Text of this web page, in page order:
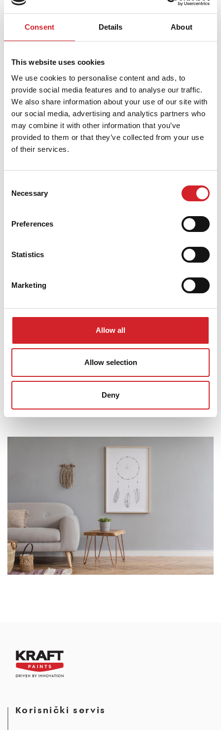
Consent Details About
This website uses cookies
We use cookies to personalise content and ads, to
provide social media features and to analyse our traffic.
We also share information about your use of our site with
our social media, advertising and analytics partners who
may combine it with other information that you’ve
provided to them or that they’ve collected from your use
of their services.
Selection
Necessary
Preferences
Statistics
Marketing
Allow all
Allow selection
Deny
nekoliko sivih nijansi u ponudi za metale i slične
Korisnički servis